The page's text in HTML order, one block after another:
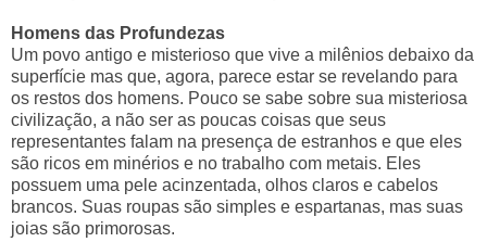
Homens das Profundezas
Um povo antigo e misterioso que vive a milênios debaixo da
superfície mas que, agora, parece estar se revelando para
os restos dos homens. Pouco se sabe sobre sua misteriosa
civilização, a não ser as poucas coisas que seus
representantes falam na presença de estranhos e que eles
são ricos em minérios e no trabalho com metais. Eles
possuem uma pele acinzentada, olhos claros e cabelos
brancos. Suas roupas são simples e espartanas, mas suas
joias são primorosas.